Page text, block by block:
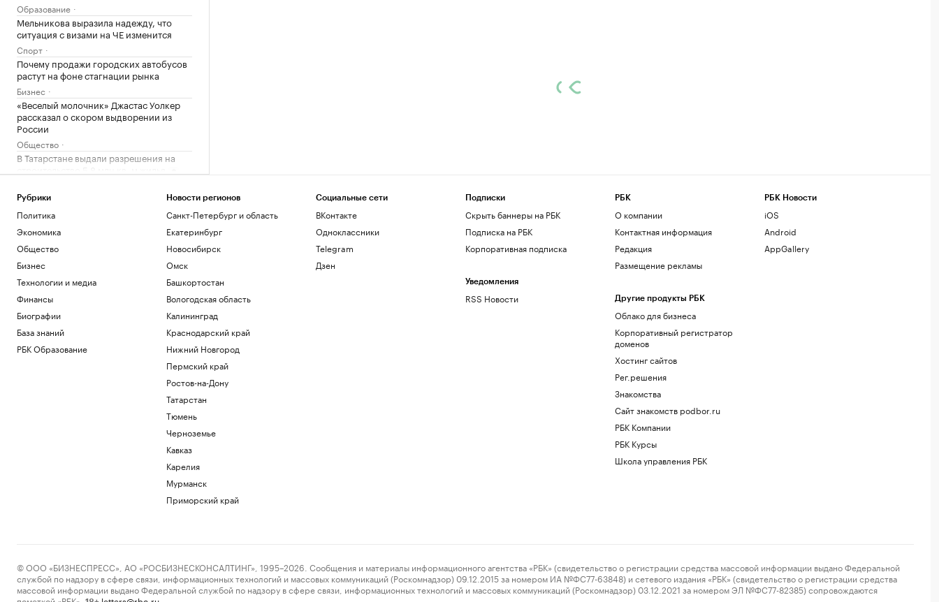
Образование
Мельникова выразила надежду, что
ситуация с визами на ЧЕ изменится
Спорт
Почему продажи городских автобусов
растут на фоне стагнации рынка
Бизнес
«Веселый молочник» Джастас Уолкер
рассказал о скором выдворении из
России
Общество
В Татарстане выдали разрешения на
На станции метро «Смоленская»
начали реставрацию облицовки
путевых стен
Общество
Что такое Executive MBA и зачем
получать эту степень
Образование
Патрушев посетил флагман ВМС
Бразилии «Атлантико» в порту Рио-де-
Жанейро
Политика
Федерацию футбола Южной Кореи
обвинили в оплате интимных услуг для
Reuters сообщил о поставках топлива
Энди Джасси против бюрократии. Как
новый CEO устроил перестройку в
Рубрики
Политика
Экономика
Общество
Бизнес
Технологии и медиа
Финансы
Биографии
База знаний
РБК Образование
Новости регионов
Санкт-Петербург и область
Екатеринбург
Новосибирск
Омск
Башкортостан
Вологодская область
Калининград
Краснодарский край
Нижний Новгород
Пермский край
Ростов-на-Дону
Татарстан
Тюмень
Черноземье
Кавказ
Карелия
Мурманск
Приморский край
Социальные сети
ВКонтакте
Одноклассники
Telegram
Дзен
Подписки
Скрыть баннеры на РБК
Подписка на РБК
Корпоративная подписка
Уведомления
RSS Новости
РБК
О компании
Контактная информация
Редакция
Размещение рекламы
Другие продукты РБК
Облако для бизнеса
Корпоративный регистратор
доменов
Хостинг сайтов
Рег.решения
Знакомства
Сайт знакомств podbor.ru
РБК Компании
РБК Курсы
Школа управления РБК
РБК Новости
iOS
Android
AppGallery
© ООО «БИЗНЕСПРЕСС», АО «РОСБИЗНЕСКОНСАЛТИНГ», 1995–2026. Сообщения и материалы информационного агентства «РБК» (свидетельство о регистрации средства массовой информации выдано Федеральной
службой по надзору в сфере связи, информационных технологий и массовых коммуникаций (Роскомнадзор) 09.12.2015 за номером ИА №ФС77-63848) и сетевого издания «РБК» (свидетельство о регистрации средства
массовой информации выдано Федеральной службой по надзору в сфере связи, информационных технологий и массовых коммуникаций (Роскомнадзор) 03.12.2021 за номером ЭЛ №ФС77-82385) сопровождаются